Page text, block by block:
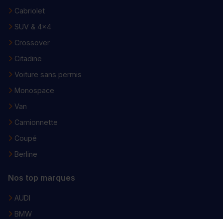
Cabriolet
SUV & 4x4
Crossover
Citadine
Voiture sans permis
Monospace
Van
Camionnette
Coupé
Berline
Nos top marques
AUDI
BMW